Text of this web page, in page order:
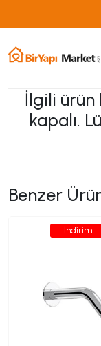
İlgili ürün
kapalı.
Benzer
İndirim